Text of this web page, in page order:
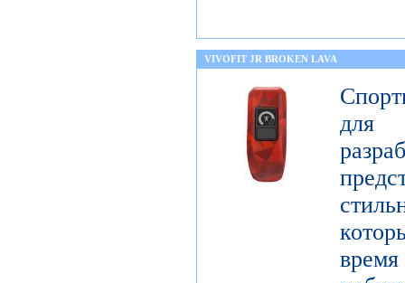
VIVOFIT JR BROKEN LAVA
для